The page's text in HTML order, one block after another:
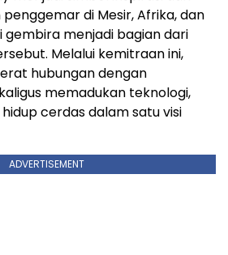
di Mesir, Afrika, dan
gembira menjadi bagian dari
Melalui kemitraan ini,
hubungan dengan
memadukan teknologi,
cerdas dalam satu visi
ADVERTISEMENT